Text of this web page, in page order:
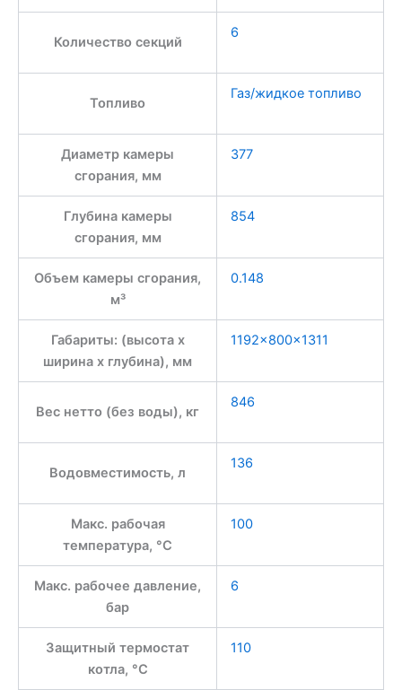
Количество секций
6
Топливо
Газ/жидкое топливо
Диаметр камеры
сгорания, мм
377
Глубина камеры
сгорания, мм
854
Объем камеры сгорания,
м³
0.148
Габариты: (высота x
ширина x глубина), мм
1192×800×1311
Вес нетто (без воды), кг
846
Водовместимость, л
136
Макс. рабочая
температура, °С
100
Макс. рабочее давление,
бар
6
Защитный термостат
котла, °С
110